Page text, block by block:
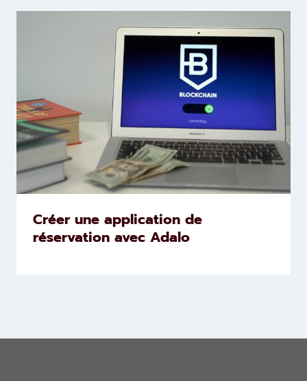
Créer une application de
réservation avec Adalo